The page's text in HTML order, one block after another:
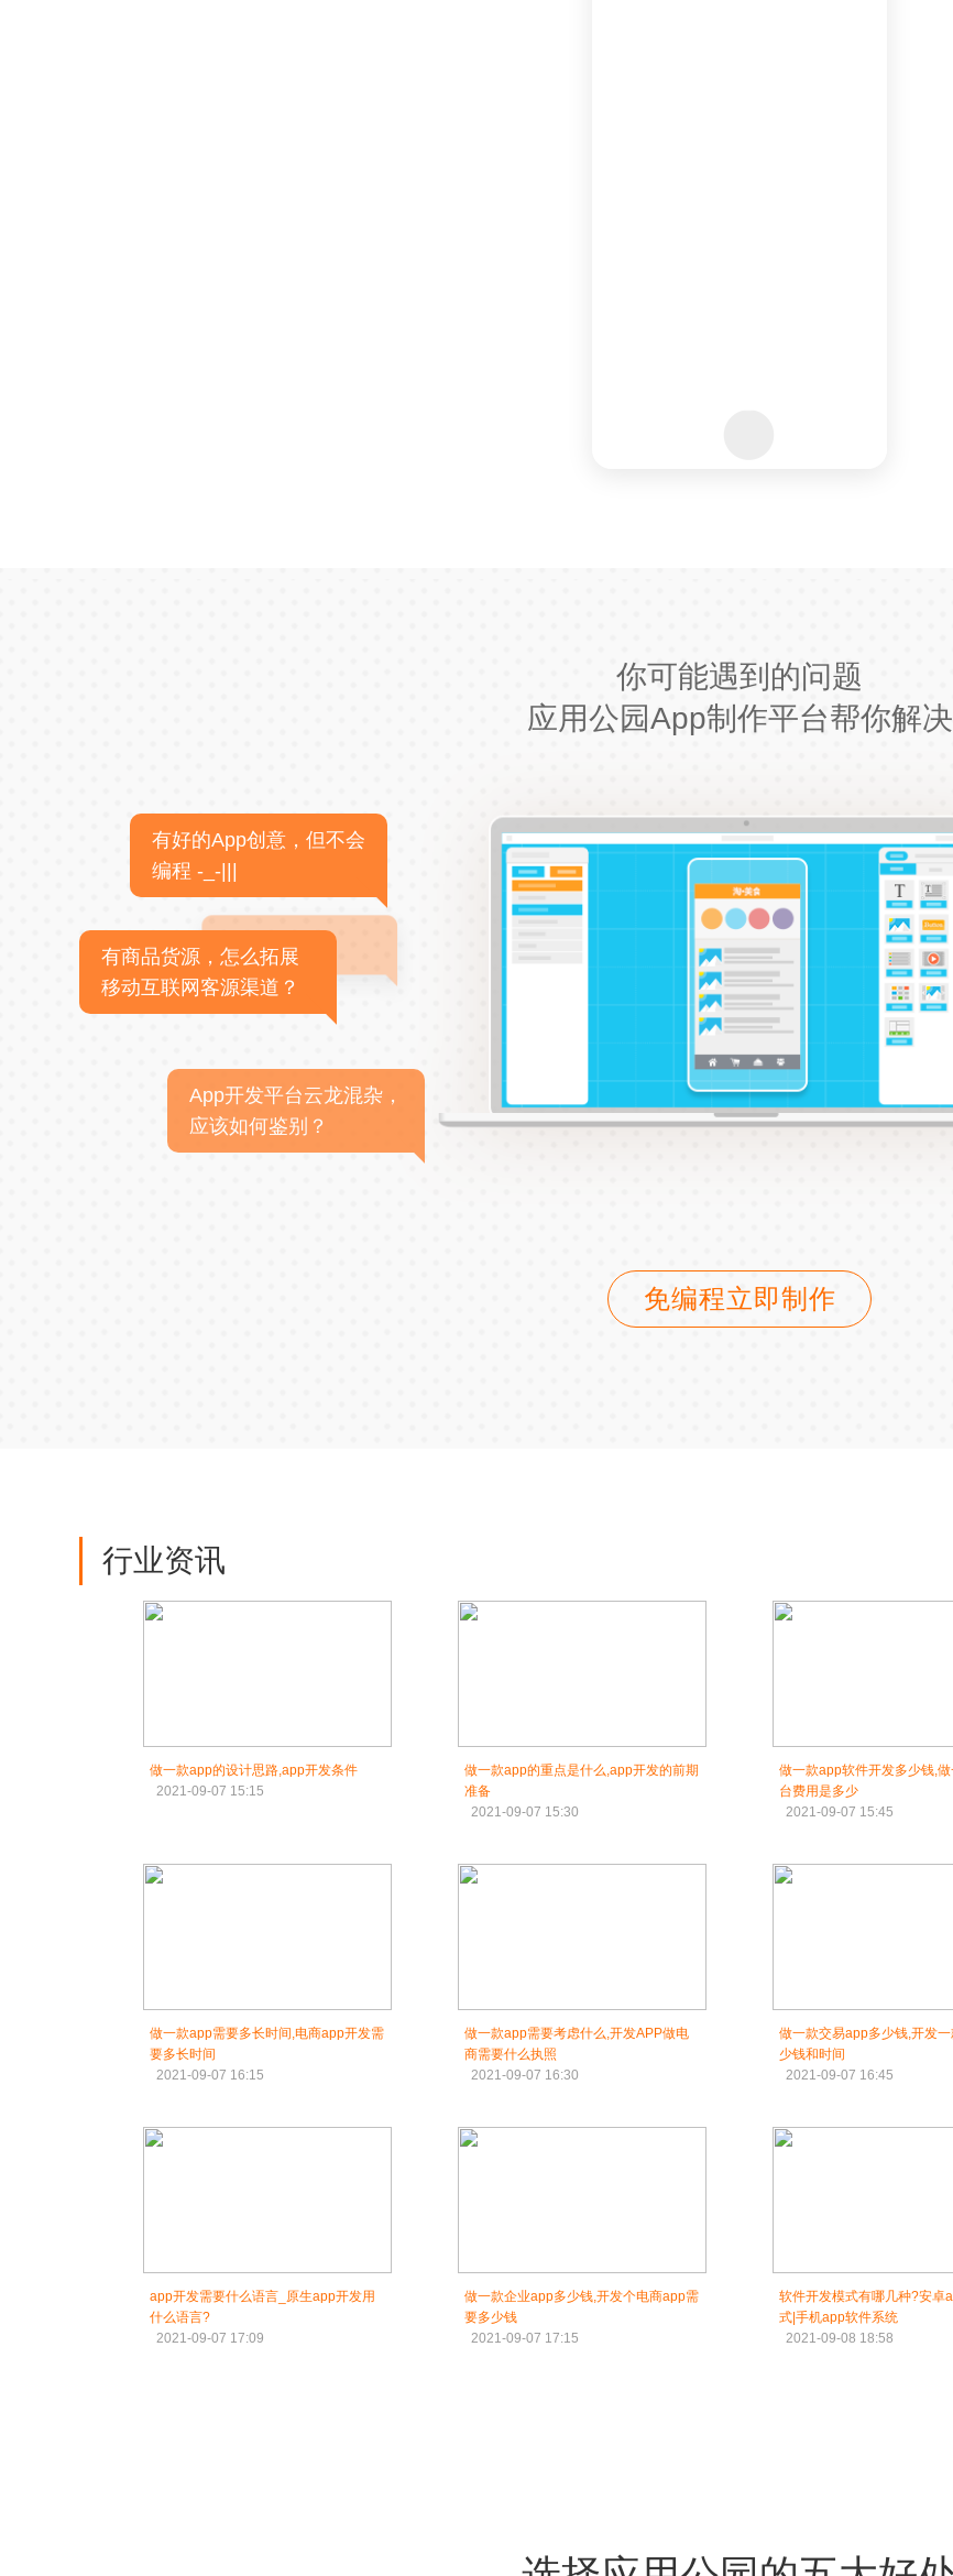
你可能遇到的问题
应用公园App制作平台帮你解决
有好的App创意，但不会
编程 -_-|||
有商品货源，怎么拓展
移动互联网客源渠道？
App开发平台云龙混杂，
应该如何鉴别？
免编程立即制作
行业资讯
做一款app的设计思路,app开发条件
2021-09-07 15:15
做一款app的重点是什么,app开发的前期
准备
2021-09-07 15:30
做一款app软件开发多少钱,
台费用是多少
2021-09-07 15:45
做一款app需要多长时间,电商app开发需
要多长时间
2021-09-07 16:15
做一款app需要考虑什么,开发APP做电
商需要什么执照
2021-09-07 16:30
做一款交易app多少钱,开发
少钱和时间
2021-09-07 16:45
app开发需要什么语言_原生app开发用
什么语言?
2021-09-07 17:09
做一款企业app多少钱,开发个电商app需
要多少钱
2021-09-07 17:15
软件开发模式有哪几种?安卓
式|手机app软件系统
2021-09-08 18:58